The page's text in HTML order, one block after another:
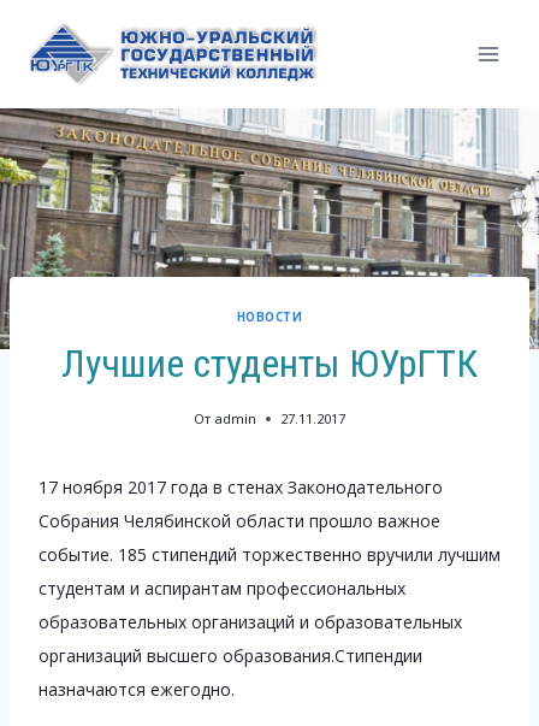
содержимому
НОВОСТИ
Лучшие студенты ЮУрГТК
От admin 27.11.2017
17 ноября 2017 года в стенах Законодательного
Собрания Челябинской области прошло важное
событие. 185 стипендий торжественно вручили лучшим
студентам и аспирантам профессиональных
образовательных организаций и образовательных
организаций высшего образования.Стипендии
назначаются ежегодно.